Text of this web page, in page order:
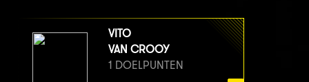
VITO
VAN CROOY
1 DOELPUNTEN